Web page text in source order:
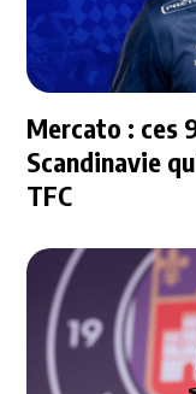
Mercato : ces
Scandinavie
TFC